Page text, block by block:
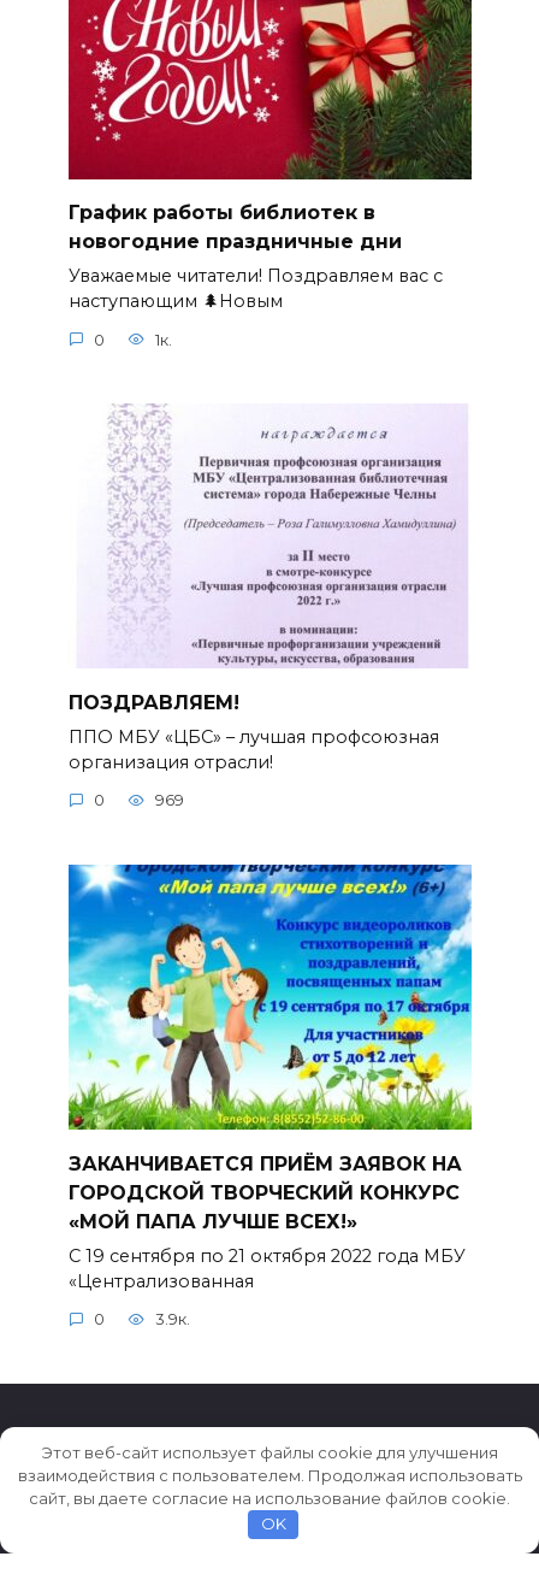
График работы библиотек в
новогодние праздничные дни
Уважаемые читатели! Поздравляем вас с
наступающим 🌲Новым
0 1к.
ПОЗДРАВЛЯЕМ!
ППО МБУ «ЦБС» – лучшая профсоюзная
организация отрасли!
0 969
ЗАКАНЧИВАЕТСЯ ПРИЁМ ЗАЯВОК НА
ГОРОДСКОЙ ТВОРЧЕСКИЙ КОНКУРС
«МОЙ ПАПА ЛУЧШЕ ВСЕХ!»
С 19 сентября по 21 октября 2022 года МБУ
«Централизованная
0 3.9к.
© 2026 Истории ★ Новости ★ Факты ★ Очерки
Этот веб-сайт использует файлы cookie для улучшения
взаимодействия с пользователем. Продолжая использовать
сайт, вы даете согласие на использование файлов cookie.
OK